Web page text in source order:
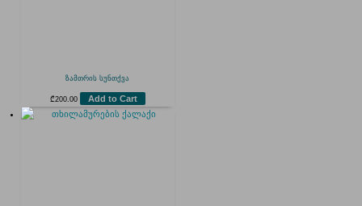
ზამთრის სუნთქვა
₾200.00 Add to Cart